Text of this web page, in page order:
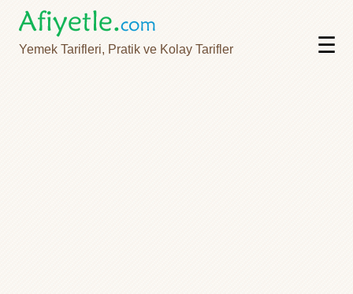
Yemek Tarifleri, Pratik ve Kolay Tarifler ☰